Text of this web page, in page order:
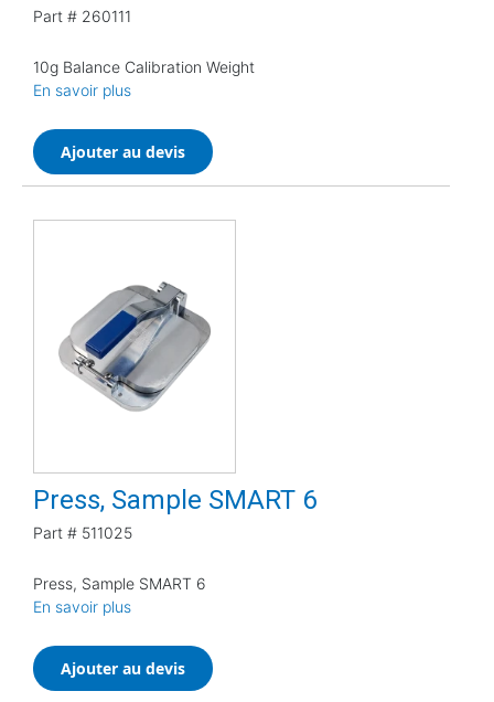
Part # 260111
10g Balance Calibration Weight
En savoir plus
Ajouter au devis
Press, Sample SMART 6
Part # 511025
Press, Sample SMART 6
En savoir plus
Ajouter au devis